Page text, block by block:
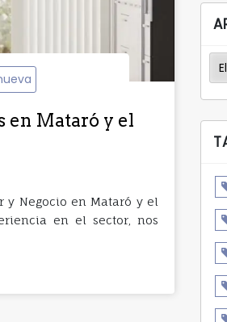
en Mataró y el
y Negocio en Mataró y el
en el sector, nos